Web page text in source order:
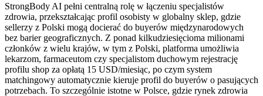
StrongBody AI pełni centralną rolę w łączeniu specjalistów
zdrowia, przekształcając profil osobisty w globalny sklep, gdzie
sellerzy z Polski mogą docierać do buyerów międzynarodowych
bez barier geograficznych. Z ponad kilkudziesięcioma milionami
członków z wielu krajów, w tym z Polski, platforma umożliwia
lekarzom, farmaceutom czy specjalistom duchowym rejestrację
profilu shop za opłatą 15 USD/miesiąc, po czym system
matchingowy automatycznie kieruje profil do buyerów o pasujących
potrzebach. To szczególnie istotne w Polsce, gdzie rynek zdrowia